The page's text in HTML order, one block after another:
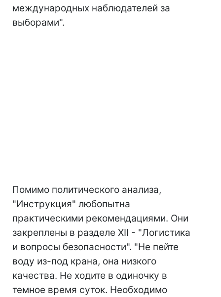
международных наблюдателей за
выборами".
Помимо политического анализа,
"Инструкция" любопытна
практическими рекомендациями. Они
закреплены в разделе XII - "Логистика
и вопросы безопасности". "Не пейте
воду из-под крана, она низкого
качества. Не ходите в одиночку в
темное время суток. Необходимо